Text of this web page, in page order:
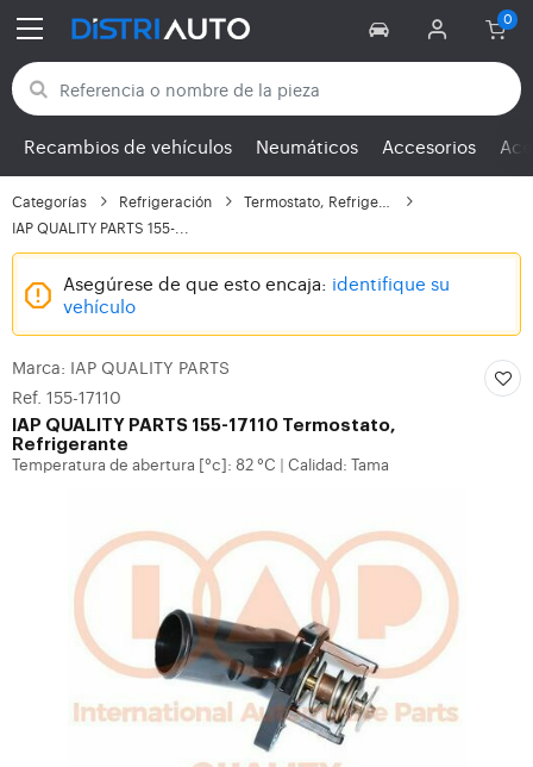
Volver a las categorías
Recambios de vehículos Neumáticos Accesorios
Categorías Refrigeración
IAP QUALITY PARTS 155-...
Asegúrese de que esto encaja: identifique su
vehículo
Marca: IAP QUALITY PARTS
Ref. 155-17110
IAP QUALITY PARTS 155-17110 Termostato,
Refrigerante
Temperatura de abertura [°c]: 82 °C Calidad: Tama